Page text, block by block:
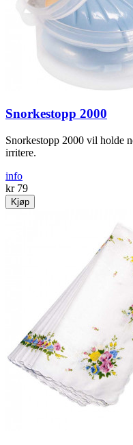
Snorkestopp 2000
Snorkestopp 2000 vil holde
irritere.
info
kr 79
Kjøp